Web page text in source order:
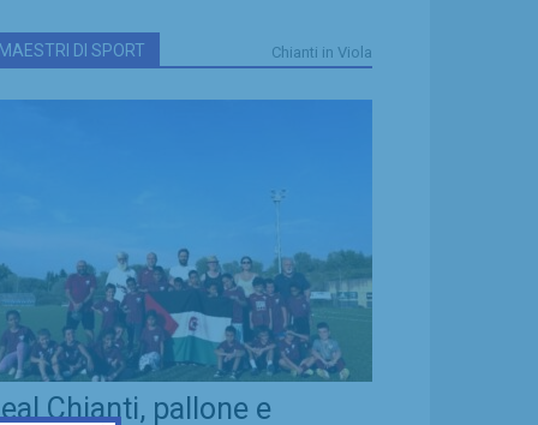
DI SPORT Chianti in Viola
Chianti, pallone e